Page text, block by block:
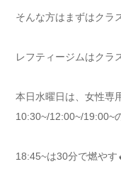
そんな方はまずはクラ
レフティージムはクラ
本日水曜日は、女性専
10:30~/12:00~/19:00~
18:45~は30分で燃やす